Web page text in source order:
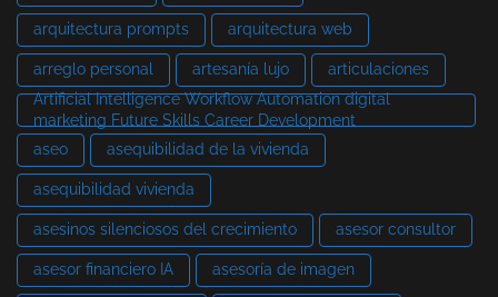
arquitectura prompts arquitectura web
arreglo personal artesanía lujo
articulaciones
Artificial Intelligence Workflow Automation digital
marketing Future Skills Career Development
aseo
asequibilidad de la vivienda
asequibilidad vivienda
asesinos silenciosos del crecimiento asesor consultor
asesor financiero IA asesoría de imagen